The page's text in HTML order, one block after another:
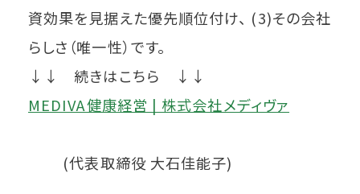
資効果を見据えた優先順位付け、 (3)その会社
らしさ（唯一性）です。
↓↓ 続きはこちら ↓↓
MEDIVA健康経営 | 株式会社メディヴァ
(代表取締役 大石佳能子)